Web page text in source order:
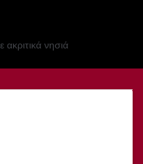
νησιά